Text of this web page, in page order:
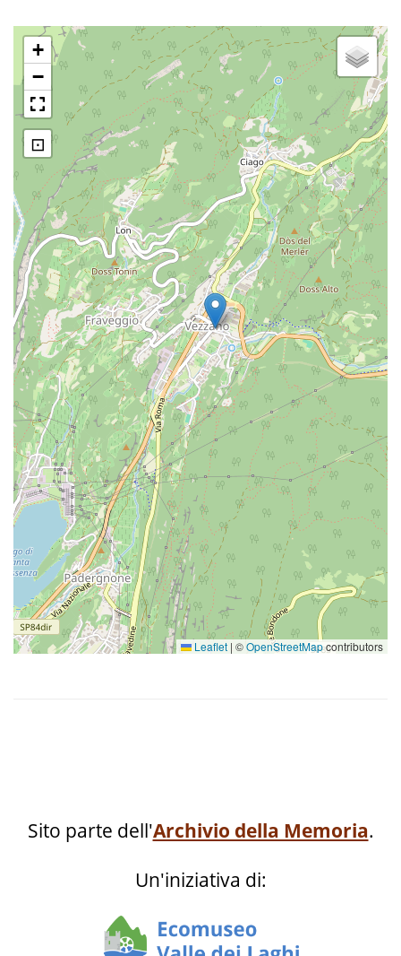
+
−
⊡
Leaflet | ©OpenStreetMapcontributors
Sito parte dell'Archivio della Memoria.
Un'iniziativa di: